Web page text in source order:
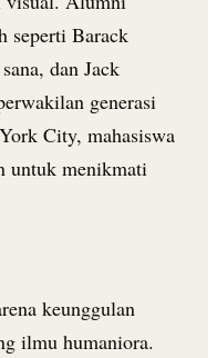
seperti Barack
dan Jack
generasi
City, mahasiswa
untuk menikmati
keunggulan
ilmu humaniora.